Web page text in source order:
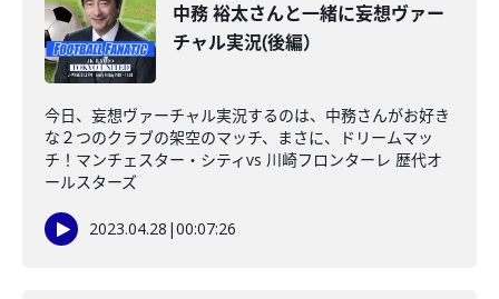
中務 裕太さんと一緒に妄想ヴァー
チャル実況(後編）
今日、妄想ヴァーチャル実況するのは、中務さんがお好き
な２つのクラブの架空のマッチ、まさに、ドリームマッ
チ！マンチェスター・シティvs 川崎フロンターレ 歴代オ
ールスターズ
2023.04.28 |00:07:26